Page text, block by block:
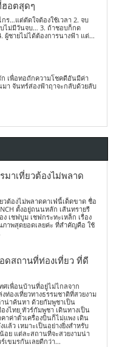
อตสุดๆ
ร…แต่ตัดใจต้องใช้เวลา 2. จบ
บไม่มีวันจบ… 3. ถ้าชอบก็กด
ผู้ชายไม่ได้ต้องการนางฟ้า แต่...
เพื่อทอถักความโชคดีอันมีค่า
า จันทร์ส่องฟ้าฤาจะกลับด้วยลับ
มาเที่ยวต้องไม่พลาด
วต้องไม่พลาดคาเฟ่นี้เด็ดขาด ชื่อ
ตั้งอยู่ถนนหลัก เส้นทรายรี
เชฟบูม เชฟกระทะเหล็ก เรื่อง
าพสุดยอดเลยค่ะ ที่สำคัญคือ ใช้
ดสถานที่ท่องเที่ยว ที่ดี
ศเพื่อนบ้านที่อยู่ไม่ไกลจาก
ท่องเที่ยวทางธรรมชาติที่สวยงาม
าค้นหา ด้วยกัมพูชาเป็น
งไทย ทัวร์กัมพูชา เดินทางเป็น
าค่าตั๋วเครื่องบินก็ไม่แพง เดิน
แล้ว เหมาะเป็นอย่างยิ่งสำหรับ
อย แต่ละสถานที่จะสวยงามน่า
เขมรกันเลยดีกว่า...